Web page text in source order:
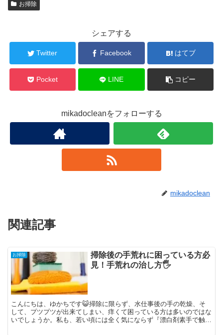
お掃除
シェアする
Twitter Facebook はてブ
Pocket LINE コピー
mikadocleanをフォローする
mikadoclean
関連記事
お掃除
掃除後の手荒れに困っている方必
見！手荒れの治し方🖐️
こんにちは、ゆかちです😺掃除に限らず、水仕事後の手の乾燥、そ
して、プツプツが出来てしまい、痒くて困っている方は多いのではな
いでしょうか。私も、若い頃には全く気にならず『漂白剤素手で触っ